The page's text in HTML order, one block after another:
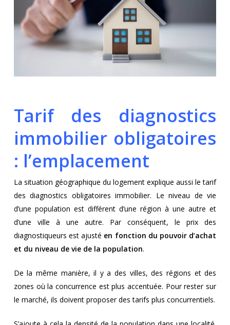
Tarif des diagnostics
immobilier obligatoires
: l’emplacement
La situation géographique du logement explique aussi le tarif
des diagnostics obligatoires immobilier. Le niveau de vie
d’une population est différent d’une région à une autre et
d’une ville à une autre. Par conséquent, le prix des
diagnostiqueurs est ajusté en fonction du pouvoir d’achat
et du niveau de vie de la population.
De la même manière, il y a des villes, des régions et des
zones où la concurrence est plus accentuée. Pour rester sur
le marché, ils doivent proposer des tarifs plus concurrentiels.